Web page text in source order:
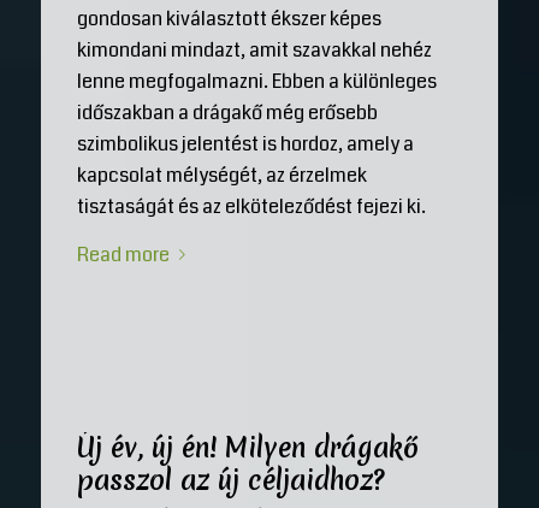
gondosan kiválasztott ékszer képes
kimondani mindazt, amit szavakkal nehéz
lenne megfogalmazni. Ebben a különleges
időszakban a drágakő még erősebb
szimbolikus jelentést is hordoz, amely a
kapcsolat mélységét, az érzelmek
tisztaságát és az elköteleződést fejezi ki.
Read more
Új év, új én! Milyen drágakő
passzol az új céljaidhoz?